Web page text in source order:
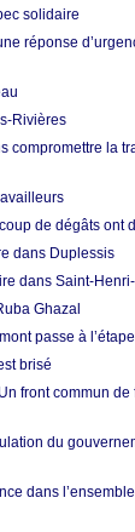
solidaire
réponse
Rivières
compromettre la
de dégâts ont
dans Duplessis
dans Saint-
Ghazal
passe à
brisé
front commun de
du
dans